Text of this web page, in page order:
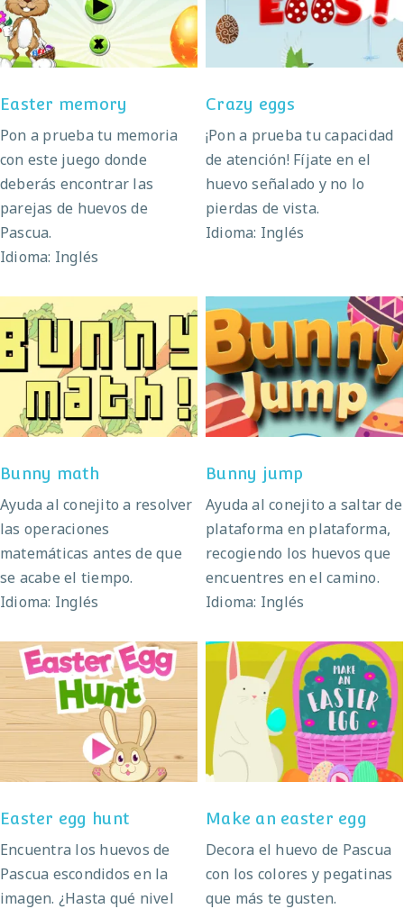
Easter memory
Pon a prueba tu memoria
con este juego donde
deberás encontrar las
parejas de huevos de
Pascua.
Idioma: Inglés
Crazy eggs
¡Pon a prueba tu capacidad
de atención! Fíjate en el
huevo señalado y no lo
pierdas de vista.
Idioma: Inglés
Bunny math
Bunny math
Ayuda al conejito a resolver
las operaciones
matemáticas antes de que
se acabe el tiempo.
Idioma: Inglés
Bunny jump
Bunny jump
Ayuda al conejito a saltar de
plataforma en plataforma,
recogiendo los huevos que
encuentres en el camino.
Idioma: Inglés
Easter egg hunt
Easter egg hunt
Encuentra los huevos de
Pascua escondidos en la
imagen. ¿Hasta qué nivel
Make an easter egg
Make an easter egg
Decora el huevo de Pascua
con los colores y pegatinas
que más te gusten.